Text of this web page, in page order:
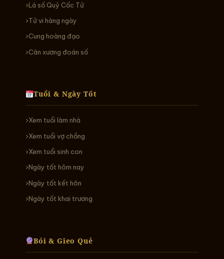
Lá số Quỷ Cốc Tử
Tử vi hàng ngày
Cung hoàng đạo
Cân xương đoán số
Tuổi & Ngày Tốt
Xem tuổi làm nhà
Xem tuổi vợ chồng
Xem tuổi sinh con
Ngày tốt hôm nay
Ngày tốt kết hôn
Ngày tốt khai trương
Bói & Gieo Quẻ